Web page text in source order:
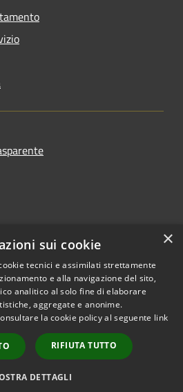
Copyright © 2026 • Comune di
Cassina de' Pecchi • Powered
byMunicipium
Accesso
redazione
×
sui cookie
tecnici e assimilati strettamente
e alla navigazione del sito,
analitico al solo fine di elaborare
aggregate e anonime.
la cookie policy al seguente link
RIFIUTA TUTTO
DETTAGLI